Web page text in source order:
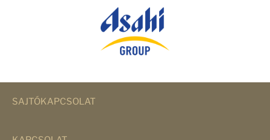
SAJTÓKAPCSOLAT